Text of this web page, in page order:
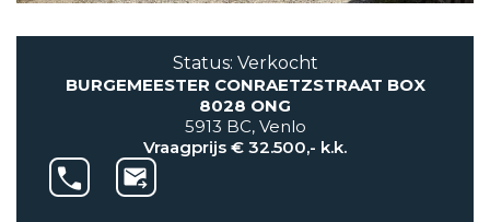
VETEBE GROEP
5931 CX Tegelen
+31(0)77-3262600
info@vetebe.nl
Status: Verkocht
BURGEMEESTER CONRAETZSTRAAT BOX
8028 ONG
5913 BC, Venlo
Vraagprijs € 32.500,- k.k.